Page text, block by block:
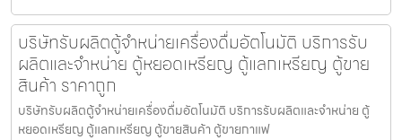
บริษัทรับผลิตตู้จำหน่ายเครื่องดื่ม​อัตโนมัติ บริการรับ
ผลิตและจำหน่าย ตู้หยอดเหรียญ ตู้แลกเหรียญ ตู้ขาย
สินค้า ราคาถูก
บริษัทรับผลิตตู้จำหน่ายเครื่องดื่ม​อัตโนมัติ บริการรับผลิตและจำหน่าย ตู้
หยอดเหรียญ ตู้แลกเหรียญ ตู้ขายสินค้า ตู้ขายกาแฟ